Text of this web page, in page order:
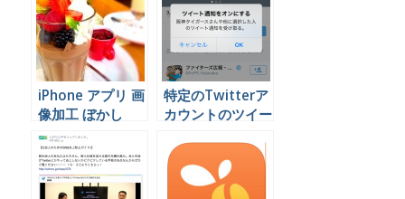
iPhone アプリ 画
像加工 ぼかし
特定のTwitterア
カウントのツイー
させる方法
iPhone